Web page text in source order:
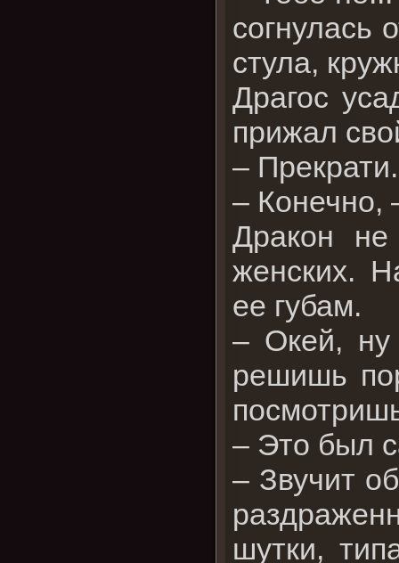
согнулась
стула,
Драгос
прижал
– Прекрати.
– Конечно,
Дракон
женских.
ее губам.
– Окей, ну
решишь
– Это был
– Звучит
шутки,